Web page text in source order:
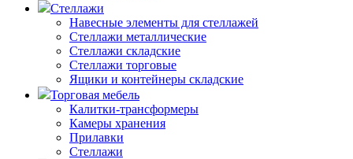
Стеллажи
Навесные элементы для стеллажей
Стеллажи металлические
Стеллажи складские
Стеллажи торговые
Ящики и контейнеры складские
Торговая мебель
Калитки-трансформеры
Камеры хранения
Прилавки
Стеллажи